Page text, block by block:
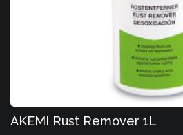
AKEMI Rust Remover 1L